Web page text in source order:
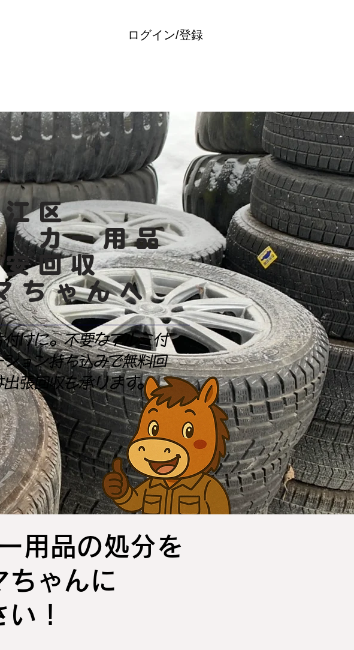
ログイン/登録
江区
カー用品
回収
ちゃんへ
けに。不要なアルミ付
ョン持ち込みで無料回
張回収も承ります。
用品の処分を
ちゃんに
！